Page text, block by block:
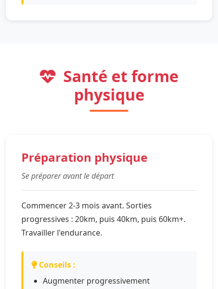
Santé et forme
physique
Préparation physique
Se préparer avant le départ
Commencer 2-3 mois avant. Sorties
progressives : 20km, puis 40km, puis 60km+.
Travailler l'endurance.
Conseils :
Augmenter progressivement